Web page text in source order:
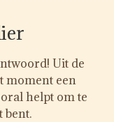
Uit de
moment een
helpt om te
bent.